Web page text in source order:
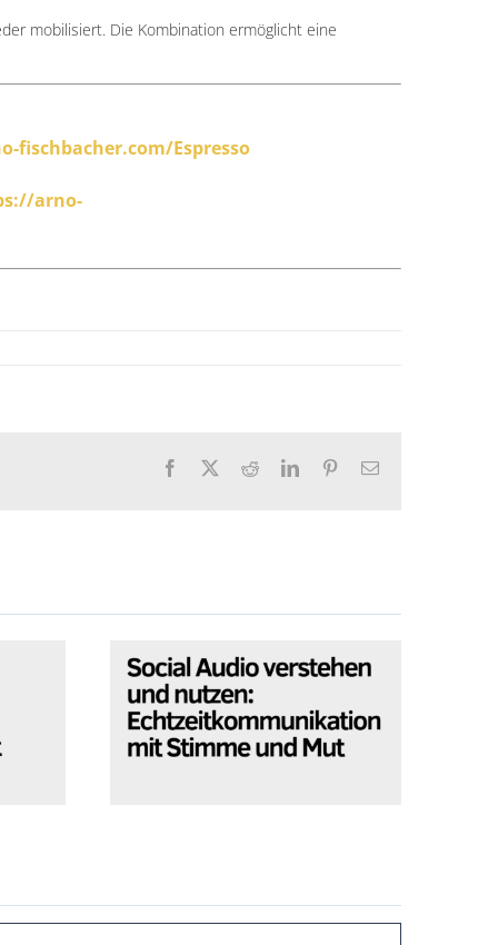
mobilisiert. Die Kombination ermöglicht eine
fischbacher.com/Espresso
arno-
Facebook
RedditTwitter PinterestEsmalte
Social Audio verstehen
und nutzen:
Echtzeitkommunikation